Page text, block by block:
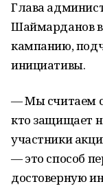
Глава
Шаймарданов
кампанию,
инициативы.
— Мы считаем
кто защищает
участники
— это способ
достоверную